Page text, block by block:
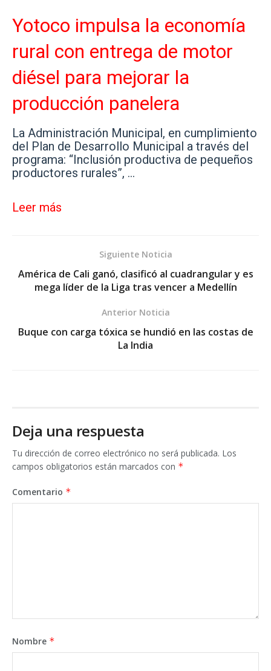
Yotoco impulsa la economía
rural con entrega de motor
diésel para mejorar la
producción panelera
La Administración Municipal, en cumplimiento
del Plan de Desarrollo Municipal a través del
programa: “Inclusión productiva de pequeños
productores rurales”, …
Leer más
Siguiente Noticia
América de Cali ganó, clasificó al cuadrangular y es
mega líder de la Liga tras vencer a Medellín
Anterior Noticia
Buque con carga tóxica se hundió en las costas de
La India
Deja una respuesta
Tu dirección de correo electrónico no será publicada. Los
campos obligatorios están marcados con *
Comentario *
Nombre *